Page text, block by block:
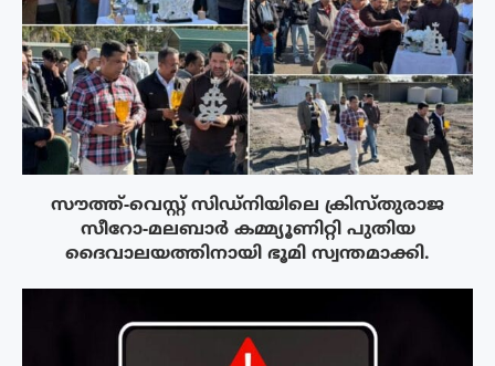
സൗത്ത്-വെസ്റ്റ് സിഡ്‌നിയിലെ ക്രിസ്‌തുരാജ
സീറോ-മലബാർ കമ്മ്യൂണിറ്റി പുതിയ
ദൈവാലയത്തിനായി ഭൂമി സ്വന്തമാക്കി.